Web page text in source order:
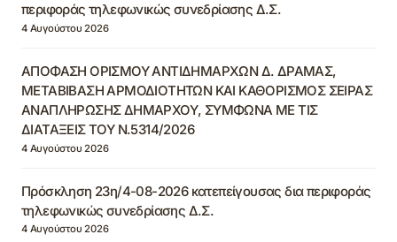
περιφοράς τηλεφωνικώς συνεδρίασης Δ.Σ.
4 Αυγούστου 2026
ΑΠΟΦΑΣΗ ΟΡΙΣΜΟΥ ΑΝΤΙΔΗΜΑΡΧΩΝ Δ. ΔΡΑΜΑΣ,
ΜΕΤΑΒΙΒΑΣΗ ΑΡΜΟΔΙΟΤΗΤΩΝ ΚΑΙ ΚΑΘΟΡΙΣΜΟΣ ΣΕΙΡΑΣ
ΑΝΑΠΛΗΡΩΣΗΣ ΔΗΜΑΡΧΟΥ, ΣΥΜΦΩΝΑ ΜΕ ΤΙΣ
ΔΙΑΤΑΞΕΙΣ ΤΟΥ Ν.5314/2026
4 Αυγούστου 2026
Πρόσκληση 23η/4-08-2026 κατεπείγουσας δια περιφοράς
τηλεφωνικώς συνεδρίασης Δ.Σ.
4 Αυγούστου 2026